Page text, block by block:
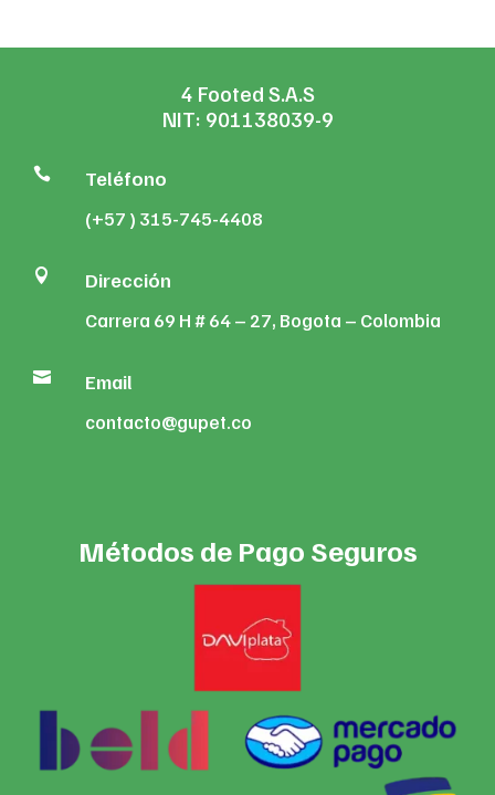
4 Footed S.A.S
NIT: 901138039-9
 Teléfono
(+57 ) 315-745-4408
 Dirección
Carrera 69 H # 64 – 27, Bogota – Colombia
 Email
contacto@gupet.co
Métodos de Pago Seguros